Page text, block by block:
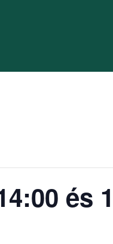
és